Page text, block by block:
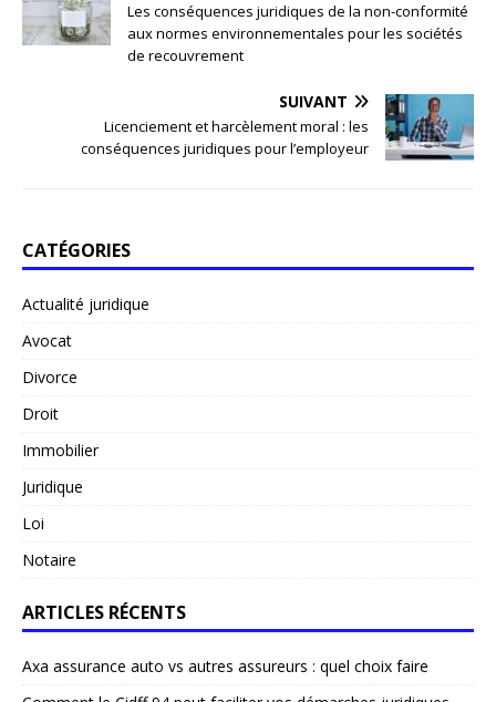
Les conséquences juridiques de la non-conformité
aux normes environnementales pour les sociétés
de recouvrement
SUIVANT
Licenciement et harcèlement moral : les
conséquences juridiques pour l’employeur
CATÉGORIES
Actualité juridique
Avocat
Divorce
Droit
Immobilier
Juridique
Loi
Notaire
ARTICLES RÉCENTS
Axa assurance auto vs autres assureurs : quel choix faire